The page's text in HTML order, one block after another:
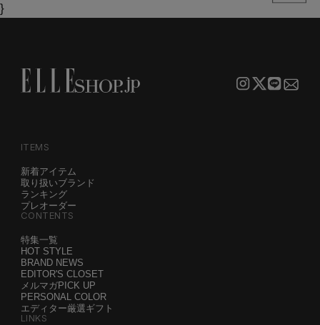
}
ITEMS
新着アイテム
取り扱いブランド
ランキング
プレオーダー
CONTENTS
特集一覧
HOT STYLE
BRAND NEWS
EDITOR'S CLOSET
メルマガPICK UP
PERSONAL COLOR
エディター厳選ギフト
LINKS